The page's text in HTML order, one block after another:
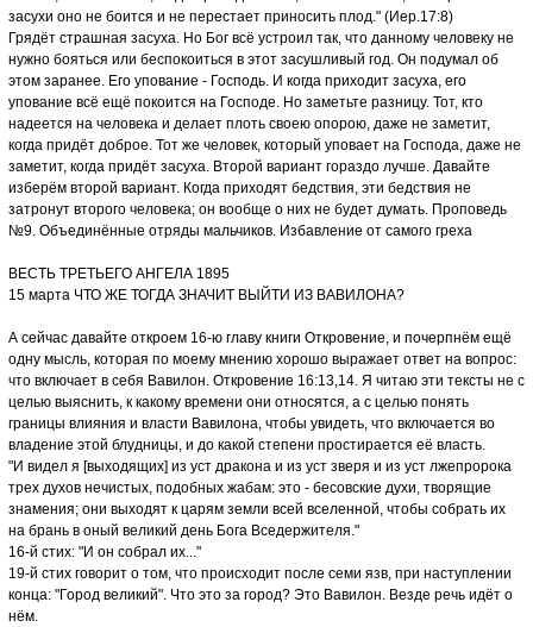
засухи оно не боится и не перестает приносить плод." (Иер.17:8)
Грядёт страшная засуха. Но Бог всё устроил так, что данному человеку не
нужно бояться или беспокоиться в этот засушливый год. Он подумал об
этом заранее. Его упование - Господь. И когда приходит засуха, его
упование всё ещё покоится на Господе. Но заметьте разницу. Тот, кто
надеется на человека и делает плоть своею опорою, даже не заметит,
когда придёт доброе. Тот же человек, который уповает на Господа, даже не
заметит, когда придёт засуха. Второй вариант гораздо лучше. Давайте
изберём второй вариант. Когда приходят бедствия, эти бедствия не
затронут второго человека; он вообще о них не будет думать. Проповедь
№9. Объединённые отряды мальчиков. Избавление от самого греха
ВЕСТЬ ТРЕТЬЕГО АНГЕЛА 1895
15 марта ЧТО ЖЕ ТОГДА ЗНАЧИТ ВЫЙТИ ИЗ ВАВИЛОНА?
А сейчас давайте откроем 16-ю главу книги Откровение, и почерпнём ещё
одну мысль, которая по моему мнению хорошо выражает ответ на вопрос:
что включает в себя Вавилон. Откровение 16:13,14. Я читаю эти тексты не с
целью выяснить, к какому времени они относятся, а с целью понять
границы влияния и власти Вавилона, чтобы увидеть, что включается во
владение этой блудницы, и до какой степени простирается её власть.
"И видел я [выходящих] из уст дракона и из уст зверя и из уст лжепророка
трех духов нечистых, подобных жабам: это - бесовские духи, творящие
знамения; они выходят к царям земли всей вселенной, чтобы собрать их
на брань в оный великий день Бога Вседержителя."
16-й стих: "И он собрал их..."
19-й стих говорит о том, что происходит после семи язв, при наступлении
конца: "Город великий". Что это за город? Это Вавилон. Везде речь идёт о
нём.